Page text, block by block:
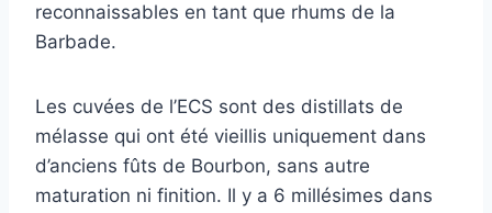
reconnaissables en tant que rhums de la
Barbade.
Les cuvées de l’ECS sont des distillats de
mélasse qui ont été vieillis uniquement dans
d’anciens fûts de Bourbon, sans autre
maturation ni finition. Il y a 6 millésimes dans